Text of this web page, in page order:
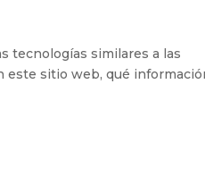
tecnologías similares a las
este sitio web, qué